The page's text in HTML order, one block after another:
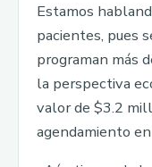
Estamos
pacientes, pues
programan más
la perspectiva
valor de $3.2
agendamiento